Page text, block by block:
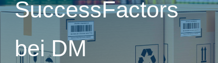
SuccessFactors
bei DM